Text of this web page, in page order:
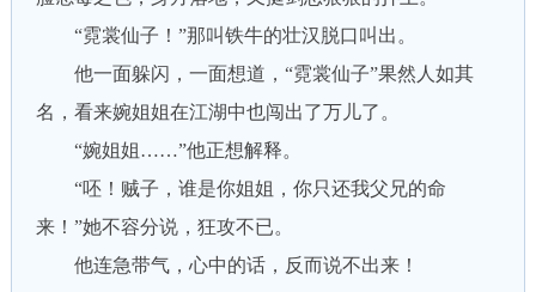
“霓裳仙子！”那叫铁牛的壮汉脱口叫出。
他一面躲闪，一面想道，“霓裳仙子”果然人如其
名，看来婉姐姐在江湖中也闯出了万儿了。
“婉姐姐……”他正想解释。
“呸！贼子，谁是你姐姐，你只还我父兄的命
来！”她不容分说，狂攻不已。
他连急带气，心中的话，反而说不出来！